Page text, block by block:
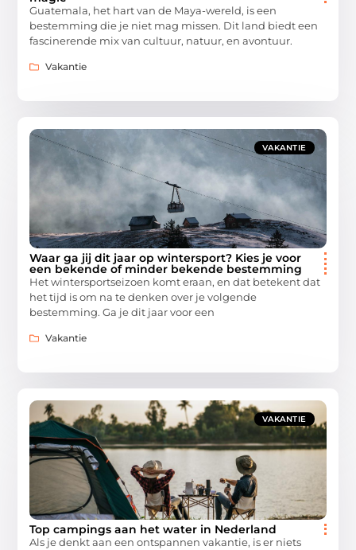
Guatemala, het hart van de Maya-wereld, is een
bestemming die je niet mag missen. Dit land biedt een
fascinerende mix van cultuur, natuur, en avontuur.
Vakantie
VAKANTIE
Waar ga jij dit jaar op wintersport? Kies je voor
een bekende of minder bekende bestemming
Het wintersportseizoen komt eraan, en dat betekent dat
het tijd is om na te denken over je volgende
bestemming. Ga je dit jaar voor een
Vakantie
VAKANTIE
Top campings aan het water in Nederland
Als je denkt aan een ontspannen vakantie, is er niets